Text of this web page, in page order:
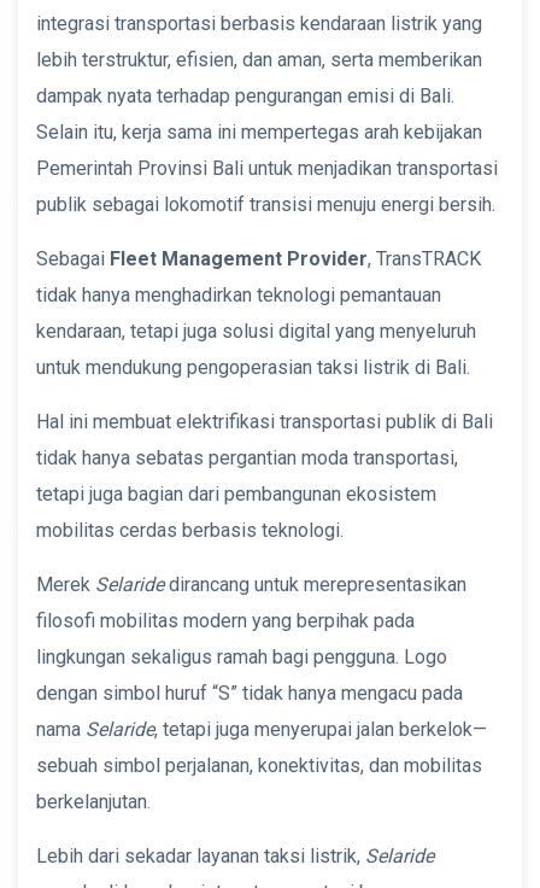
integrasi transportasi berbasis kendaraan listrik yang
lebih terstruktur, efisien, dan aman, serta memberikan
dampak nyata terhadap pengurangan emisi di Bali.
Selain itu, kerja sama ini mempertegas arah kebijakan
Pemerintah Provinsi Bali untuk menjadikan transportasi
publik sebagai lokomotif transisi menuju energi bersih.
Sebagai Fleet Management Provider, TransTRACK
tidak hanya menghadirkan teknologi pemantauan
kendaraan, tetapi juga solusi digital yang menyeluruh
untuk mendukung pengoperasian taksi listrik di Bali.
Hal ini membuat elektrifikasi transportasi publik di Bali
tidak hanya sebatas pergantian moda transportasi,
tetapi juga bagian dari pembangunan ekosistem
mobilitas cerdas berbasis teknologi.
Merek Selaridedirancang untuk merepresentasikan
filosofi mobilitas modern yang berpihak pada
lingkungan sekaligus ramah bagi pengguna. Logo
dengan simbol huruf “S” tidak hanya mengacu pada
nama Selaride, tetapi juga menyerupai jalan berkelok—
sebuah simbol perjalanan, konektivitas, dan mobilitas
berkelanjutan.
Lebih dari sekadar layanan taksi listrik, Selaride